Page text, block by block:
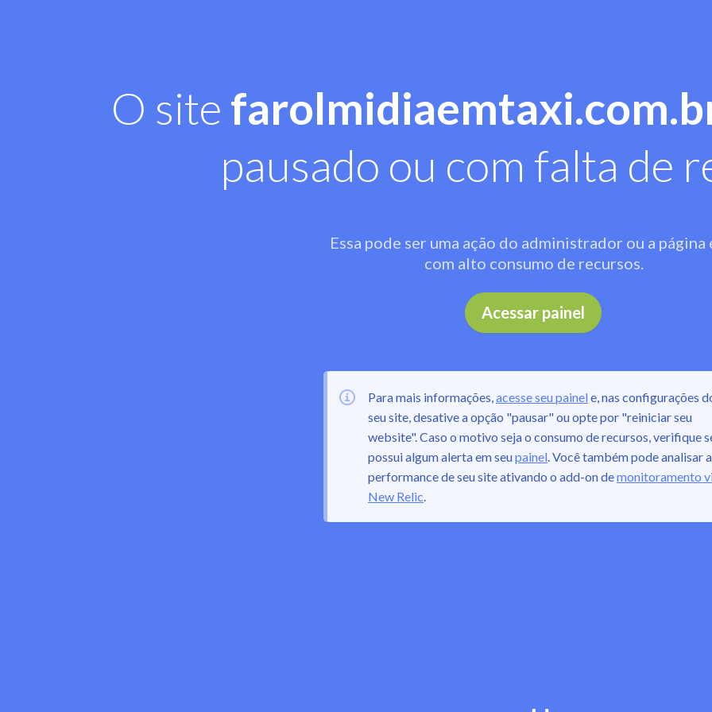
O site
pausado ou com falta de
Essa pode ser uma ação do administrador ou a página
com alto consumo de recursos.
Acessar painel .
Para mais informações,acesse seu painel e, nas configurações
seu site, desative a opção "pausar" ou opte por "reiniciar seu
website". Caso o motivo seja o consumo de recursos, verifique
possui algum alerta em seupainel. Você também pode analisar a
performance de seu site ativando o add-on demonitoramento
New Relic.